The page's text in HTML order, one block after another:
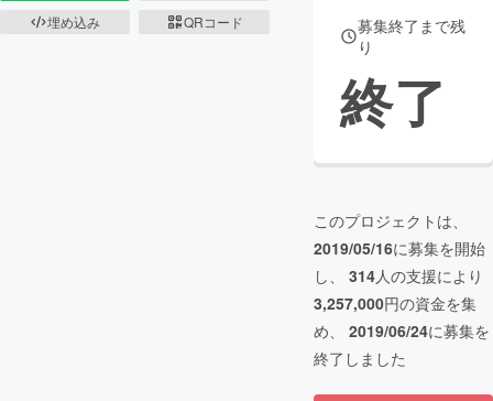
埋め込み
QRコード
募集終了まで残
り
終了
このプロジェクトは、
2019/05/16に募集を開始
し、 314人の支援により
3,257,000円の資金を集
め、 2019/06/24に募集を
終了しました